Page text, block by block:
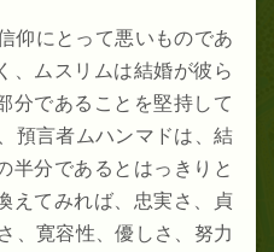
仰にとって悪いものであ
、ムスリムは結婚が彼ら
分であることを堅持して
預言者ムハンマドは、結
半分であるとはっきりと
えてみれば、忠実さ、貞
、寛容性、優しさ、努力